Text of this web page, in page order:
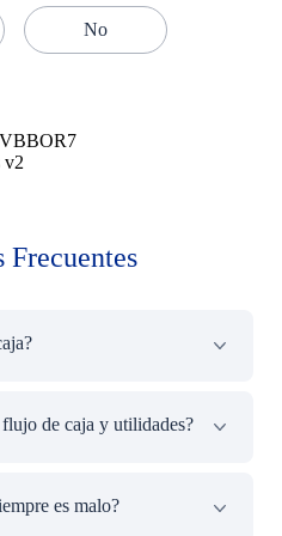
No
v2
Frecuentes
durante un periodo
de liquidez, cumplir con
de caja y utilidades?
(lo que efectivamente se
es malo?